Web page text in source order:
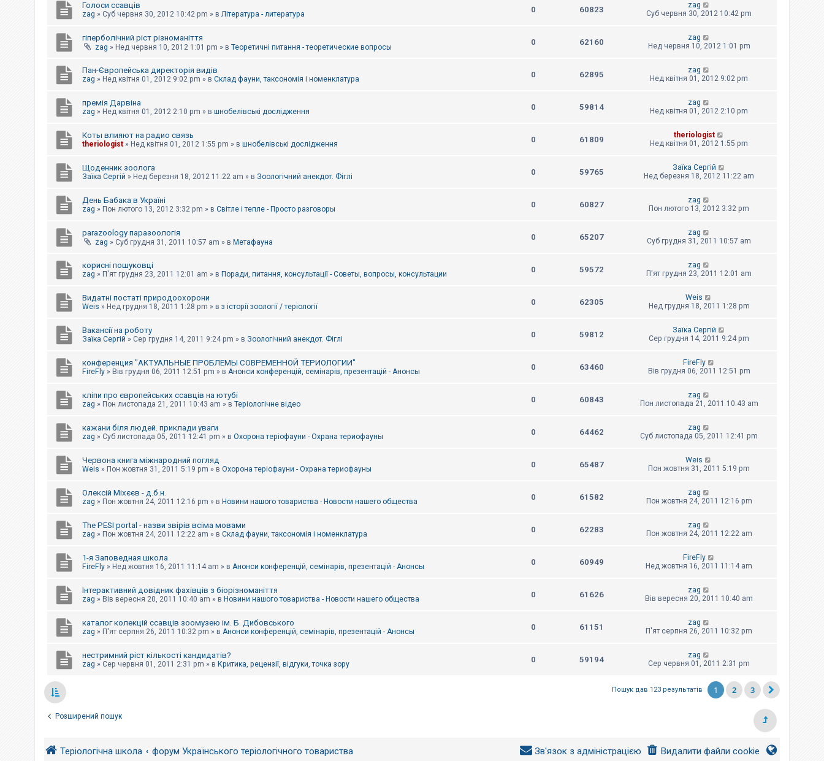
Голоси ссавців
zag » Суб червня 30, 2012 10:42 pm » в Література - литература 0 60823
zag
Суб червня 30, 2012 10:42 pm
гіперболічний ріст різноманіття
zag » Нед червня 10, 2012 1:01 pm » в Теоретичні питання - теоретические вопросы
0 62160
zag
Нед червня 10, 2012 1:01 pm
Пан-Європейська директорія видів
zag » Нед квітня 01, 2012 9:02 pm » в Склад фауни, таксономія і номенклатура 0 62895
zag
Нед квітня 01, 2012 9:02 pm
премія Дарвіна
zag » Нед квітня 01, 2012 2:10 pm » в шнобелівські дослідження 0 59814
zag
Нед квітня 01, 2012 2:10 pm
Коты влияют на радио связь
theriologist » Нед квітня 01, 2012 1:55 pm » в шнобелівські дослідження 0 61809
theriologist
Нед квітня 01, 2012 1:55 pm
Щоденник зоолога
Заїка Сергій » Нед березня 18, 2012 11:22 am » в Зоологічний анекдот. Фіглі 0 59765
Заїка Сергій
Нед березня 18, 2012 11:22 am
День Бабака в Україні
zag » Пон лютого 13, 2012 3:32 pm » в Світле і тепле - Просто разговоры 0 60827
zag
Пон лютого 13, 2012 3:32 pm
parazoology паразоологія
zag » Суб грудня 31, 2011 10:57 am » в Метафауна
0 65207
zag
Суб грудня 31, 2011 10:57 am
корисні пошуковці
zag » П'ят грудня 23, 2011 12:01 am » в Поради, питання, консультації - Советы, вопросы, консультации 0 59572
zag
П'ят грудня 23, 2011 12:01 am
Видатні постаті природоохорони
Weis » Нед грудня 18, 2011 1:28 pm » в з історії зоології / теріології 0 62305
Weis
Нед грудня 18, 2011 1:28 pm
Вакансії на роботу
Заїка Сергій » Сер грудня 14, 2011 9:24 pm » в Зоологічний анекдот. Фіглі 0 59812
Заїка Сергій
Сер грудня 14, 2011 9:24 pm
конференция "АКТУАЛЬНЫЕ ПРОБЛЕМЫ СОВРЕМЕННОЙ ТЕРИОЛОГИИ"
FireFly » Вів грудня 06, 2011 12:51 pm » в Анонси конференцій, семінарів, презентацій - Анонсы 0 63460
FireFly
Вів грудня 06, 2011 12:51 pm
кліпи про європейських ссавців на ютубі
zag » Пон листопада 21, 2011 10:43 am » в Теріологічне відео 0 60843
zag
Пон листопада 21, 2011 10:43 am
кажани біля людей. приклади уваги
zag » Суб листопада 05, 2011 12:41 pm » в Охорона теріофауни - Охрана териофауны 0 64462
zag
Суб листопада 05, 2011 12:41 pm
Червона книга міжнародний погляд
Weis » Пон жовтня 31, 2011 5:19 pm » в Охорона теріофауни - Охрана териофауны 0 65487
Weis
Пон жовтня 31, 2011 5:19 pm
Олексій Міхєєв - д.б.н.
zag » Пон жовтня 24, 2011 12:16 pm » в Новини нашого товариства - Новости нашего общества 0 61582
zag
Пон жовтня 24, 2011 12:16 pm
The PESI portal - назви звірів всіма мовами
zag » Пон жовтня 24, 2011 12:22 am » в Склад фауни, таксономія і номенклатура 0 62283
zag
Пон жовтня 24, 2011 12:22 am
1-я Заповедная школа
FireFly » Нед жовтня 16, 2011 11:14 am » в Анонси конференцій, семінарів, презентацій - Анонсы 0 60949
FireFly
Нед жовтня 16, 2011 11:14 am
Інтерактивний довідник фахівців з біорізноманіття
zag » Вів вересня 20, 2011 10:40 am » в Новини нашого товариства - Новости нашего общества 0 61626
zag
Вів вересня 20, 2011 10:40 am
каталог колекцій ссавців зоомузею ім. Б. Дибовського
zag » П'ят серпня 26, 2011 10:32 pm » в Анонси конференцій, семінарів, презентацій - Анонсы 0 61151
zag
П'ят серпня 26, 2011 10:32 pm
нестримний ріст кількості кандидатів?
zag » Сер червня 01, 2011 2:31 pm » в Критика, рецензії, відгуки, точка зору 0 59194
zag
Сер червня 01, 2011 2:31 pm
Пошук дав 123 результатів 1 2 3
Розширений пошук
Теріологічна школа форум Українського теріологічного товариства Видалити файли cookie
Зв'язок з адміністрацією